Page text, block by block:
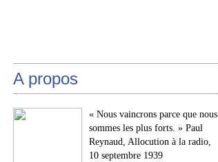
A propos
« Nous vaincrons parce que nous
sommes les plus forts. » Paul
Reynaud, Allocution à la radio,
10 septembre 1939